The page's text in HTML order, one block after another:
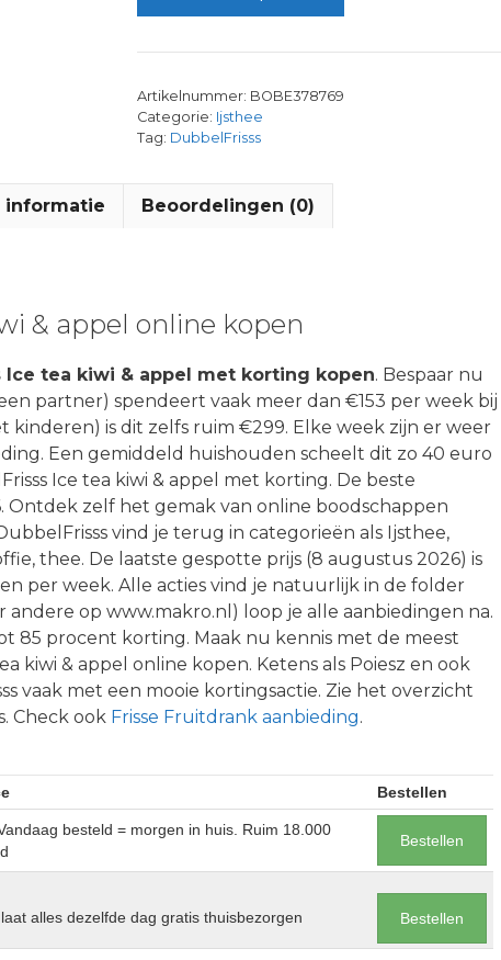
Artikelnummer: BOBE378769
Categorie: Ijsthee
Tag: DubbelFrisss
informatie Beoordelingen (0)
& appel online kopen
Ice tea kiwi & appel met korting kopen. Bespaar nu
partner) spendeert vaak meer dan €153 per week bij
kinderen) is dit zelfs ruim €299. Elke week zijn er weer
Een gemiddeld huishouden scheelt dit zo 40 euro
Ice tea kiwi & appel met korting. De beste
Ontdek zelf het gemak van online boodschappen
vind je terug in categorieën als Ijsthee,
thee. De laatste gespotte prijs (8 augustus 2026) is
per week. Alle acties vind je natuurlijk in de folder
andere op www.makro.nl) loop je alle aanbiedingen na.
85 procent korting. Maak nu kennis met de meest
kiwi & appel online kopen. Ketens als Poiesz en ook
vaak met een mooie kortingsactie. Zie het overzicht
Check ook Frisse Fruitdrank aanbieding.
Bestellen
besteld = morgen in huis. Ruim 18.000
Bestellen
alles dezelfde dag gratis thuisbezorgen Bestellen